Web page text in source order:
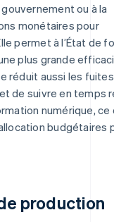
ou à la
monétaires pour
permet à l’État de
plus grande
réduit aussi les fuites
de suivre en temps
numérique, ce
budgétaires
production